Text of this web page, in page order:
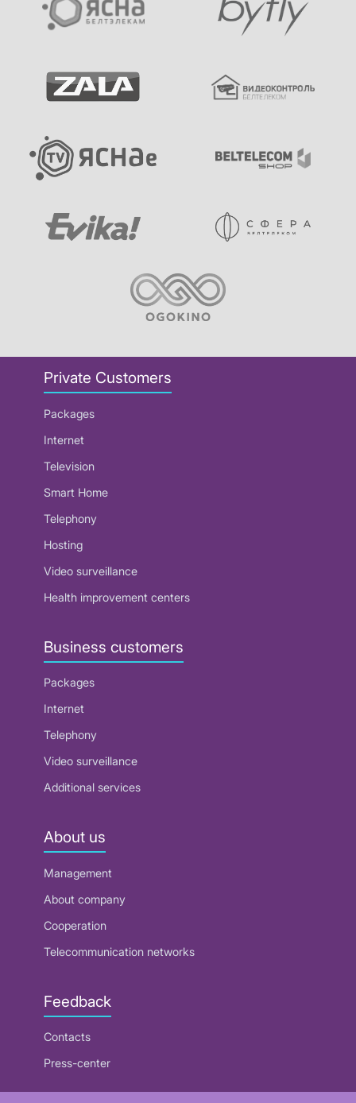
Private Customers
Packages
Internet
Television
Smart Home
Telephony
Hosting
Video surveillance
Health improvement centers
Business customers
Packages
Internet
Telephony
Video surveillance
Additional services
About us
Management
About company
Cooperation
Telecommunication networks
Feedback
Contacts
Press-center